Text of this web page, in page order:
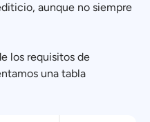
aunque no siempre
los requisitos de
una tabla